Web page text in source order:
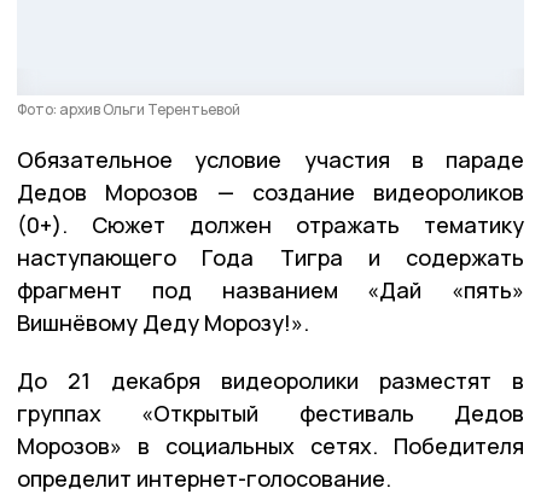
Фото: архив Ольги Терентьевой
Обязательное условие участия в параде
Дедов Морозов — создание видеороликов
(0+). Сюжет должен отражать тематику
наступающего Года Тигра и содержать
фрагмент под названием «Дай «пять»
Вишнёвому Деду Морозу!».
До 21 декабря видеоролики разместят в
группах «Открытый фестиваль Дедов
Морозов» в социальных сетях. Победителя
определит интернет-голосование.